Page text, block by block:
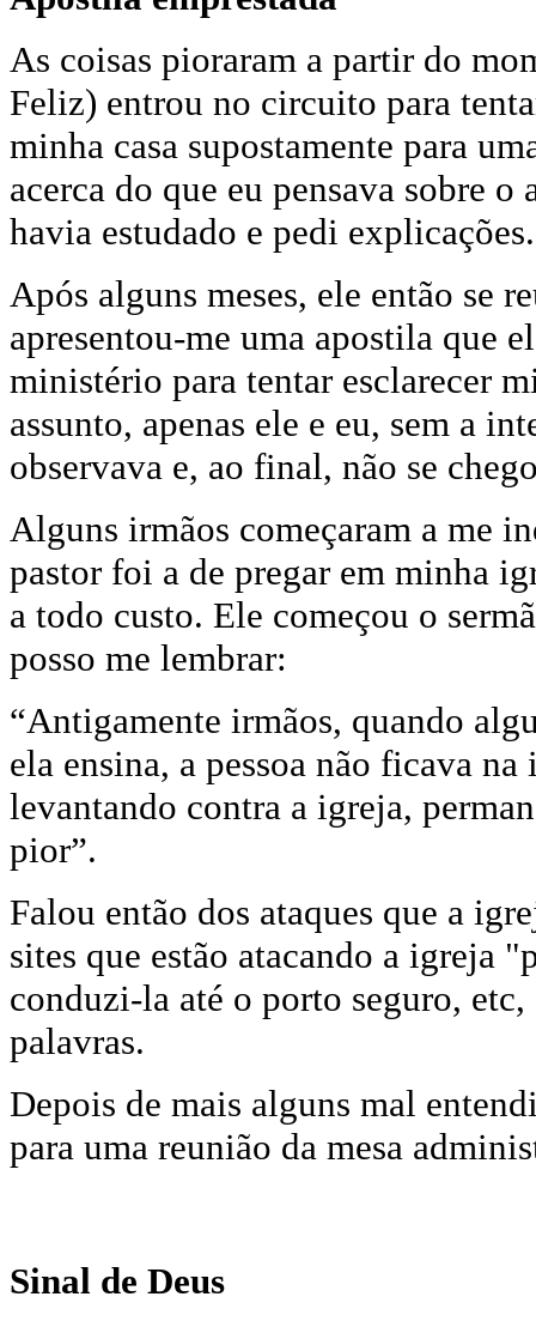
As coisas pioraram a partir do
Feliz) entrou no circuito para
minha casa supostamente para
acerca do que eu pensava sobre
havia estudado e pedi explicações.
Após alguns meses, ele então se
apresentou-me uma apostila que
ministério para tentar esclarecer
assunto, apenas ele e eu, sem a
observava e, ao final, não se
Alguns irmãos começaram a me
pastor foi a de pregar em minha
a todo custo. Ele começou o
posso me lembrar:
“Antigamente irmãos, quando
ela ensina, a pessoa não ficava
levantando contra a igreja,
pior”.
Falou então dos ataques que a
sites que estão atacando a igreja
conduzi-la até o porto seguro, etc,
palavras.
Depois de mais alguns mal
para uma reunião da mesa
Sinal de Deus